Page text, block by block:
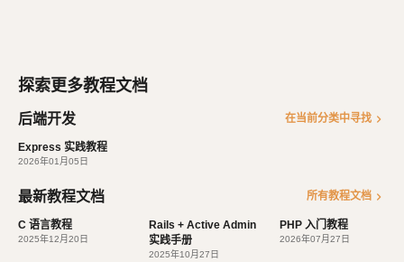
探索更多教程文档
后端开发 在当前分类中寻找 chevron_right
Express 实践教程
2026年01月05日
最新教程文档 所有教程文档 chevron_right
C 语言教程
2025年12月20日
Rails + Active Admin
实践手册
2025年10月27日
PHP 入门教程
2026年07月27日